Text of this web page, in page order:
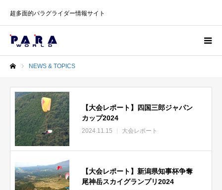
超多面的パラグライダー情報サイト
NEWS & TOPICS
【大会レポート】四国三郎ジャパン
カップ2024
2024.11.15 大会レポート
【大会レポート】新潟県知事杯争奪
尾神岳スカイグランプリ2024